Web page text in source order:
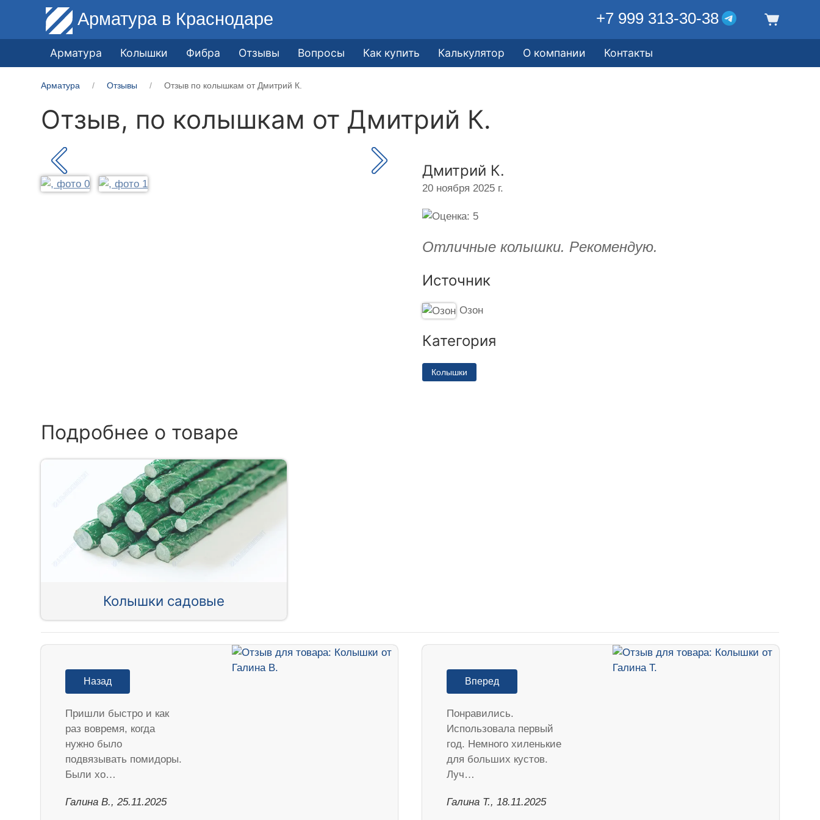
Арматура в Краснодаре +7 999 313-30-38
Арматура Колышки Фибра Отзывы Вопросы Как купить Калькулятор О компании Контакты
Арматура Отзывы Отзыв по колышкам от Дмитрий К.
Отзыв, по колышкам от Дмитрий К.
Дмитрий К.
20 ноября 2025 г.
Отличные колышки. Рекомендую.
Источник
Озон
Категория
Колышки
Подробнее о товаре
Колышки садовые
Назад
Пришли быстро и как
раз вовремя, когда
нужно было
подвязывать помидоры.
Были хо…
Галина В., 25.11.2025
Вперед
Понравились.
Использовала первый
год. Немного хиленькие
для больших кустов.
Луч…
Галина Т., 18.11.2025